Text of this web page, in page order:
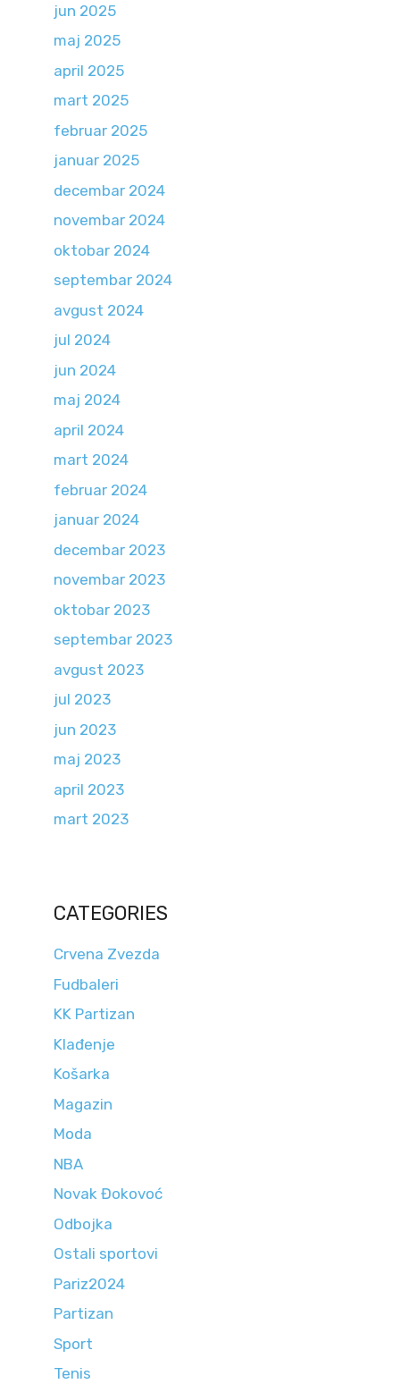
jun 2025
maj 2025
april 2025
mart 2025
februar 2025
januar 2025
decembar 2024
novembar 2024
oktobar 2024
septembar 2024
avgust 2024
jul 2024
jun 2024
maj 2024
april 2024
mart 2024
februar 2024
januar 2024
decembar 2023
novembar 2023
oktobar 2023
septembar 2023
avgust 2023
jul 2023
jun 2023
maj 2023
april 2023
mart 2023
CATEGORIES
Crvena Zvezda
Fudbaleri
KK Partizan
Klađenje
Košarka
Magazin
Moda
NBA
Novak Đokovoć
Odbojka
Ostali sportovi
Pariz2024
Partizan
Sport
Tenis